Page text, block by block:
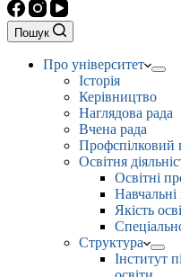
Пошук
Про університет
Історія
Керівництво
Наглядова рада
Вчена рада
Профспілковий
Освітня
Освітні
Якість
Структура
Інститут